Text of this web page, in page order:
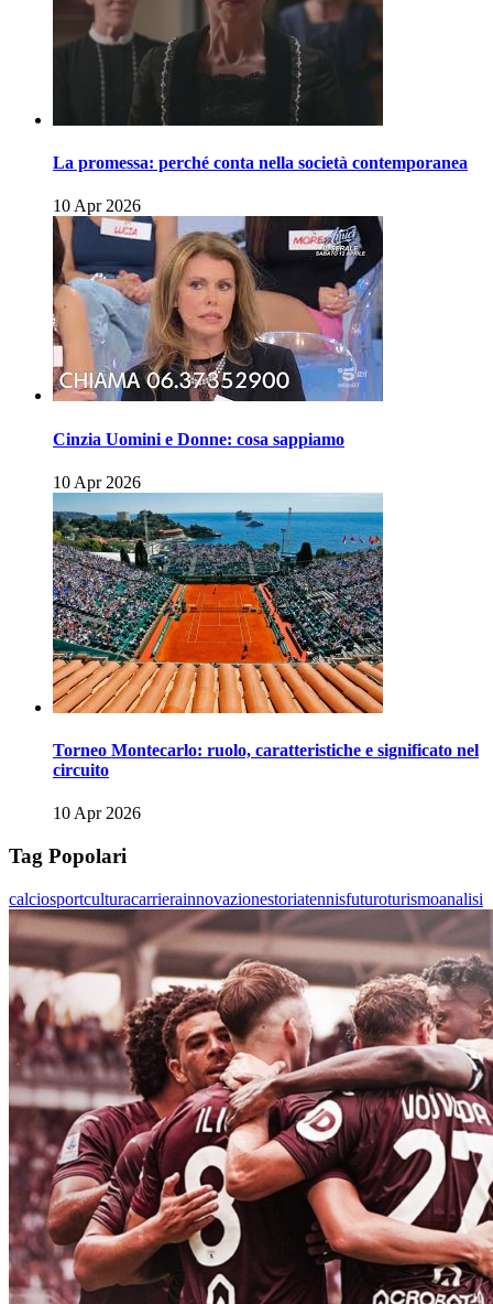
La promessa: perché conta nella società contemporanea
10 Apr 2026
Cinzia Uomini e Donne: cosa sappiamo
10 Apr 2026
Torneo Montecarlo: ruolo, caratteristiche e significato nel
circuito
10 Apr 2026
Tag Popolari
calciosportculturacarrierainnovazionestoriatennisfuturoturismoanalisi